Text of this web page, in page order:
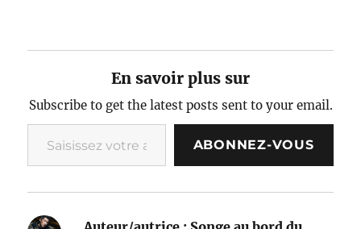
En savoir plus sur
Subscribe to get the latest posts sent to your email.
Saisissez votre adresse e-mail…
ABONNEZ-VOUS